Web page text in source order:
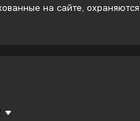
на сайте, охраняются